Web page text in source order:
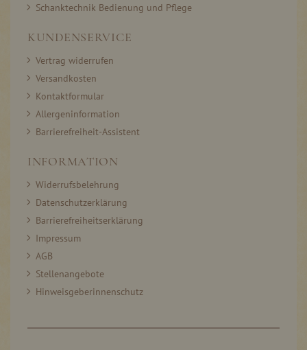
Schanktechnik Bedienung und Pflege
KUNDENSERVICE
Vertrag widerrufen
Versandkosten
Kontaktformular
Allergeninformation
Barrierefreiheit-Assistent
INFORMATION
Widerrufsbelehrung
Datenschutzerklärung
Barrierefreiheitserklärung
Impressum
AGB
Stellenangebote
Hinweisgeberinnenschutz